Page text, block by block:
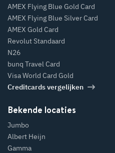
AMEX Flying Blue Gold Card
AMEX Flying Blue Silver Card
AMEX Gold Card
Revolut Standaard
N26
bunq Travel Card
Visa World Card Gold
Creditcards vergelijken
Bekende locaties
Jumbo
Albert Heijn
Gamma